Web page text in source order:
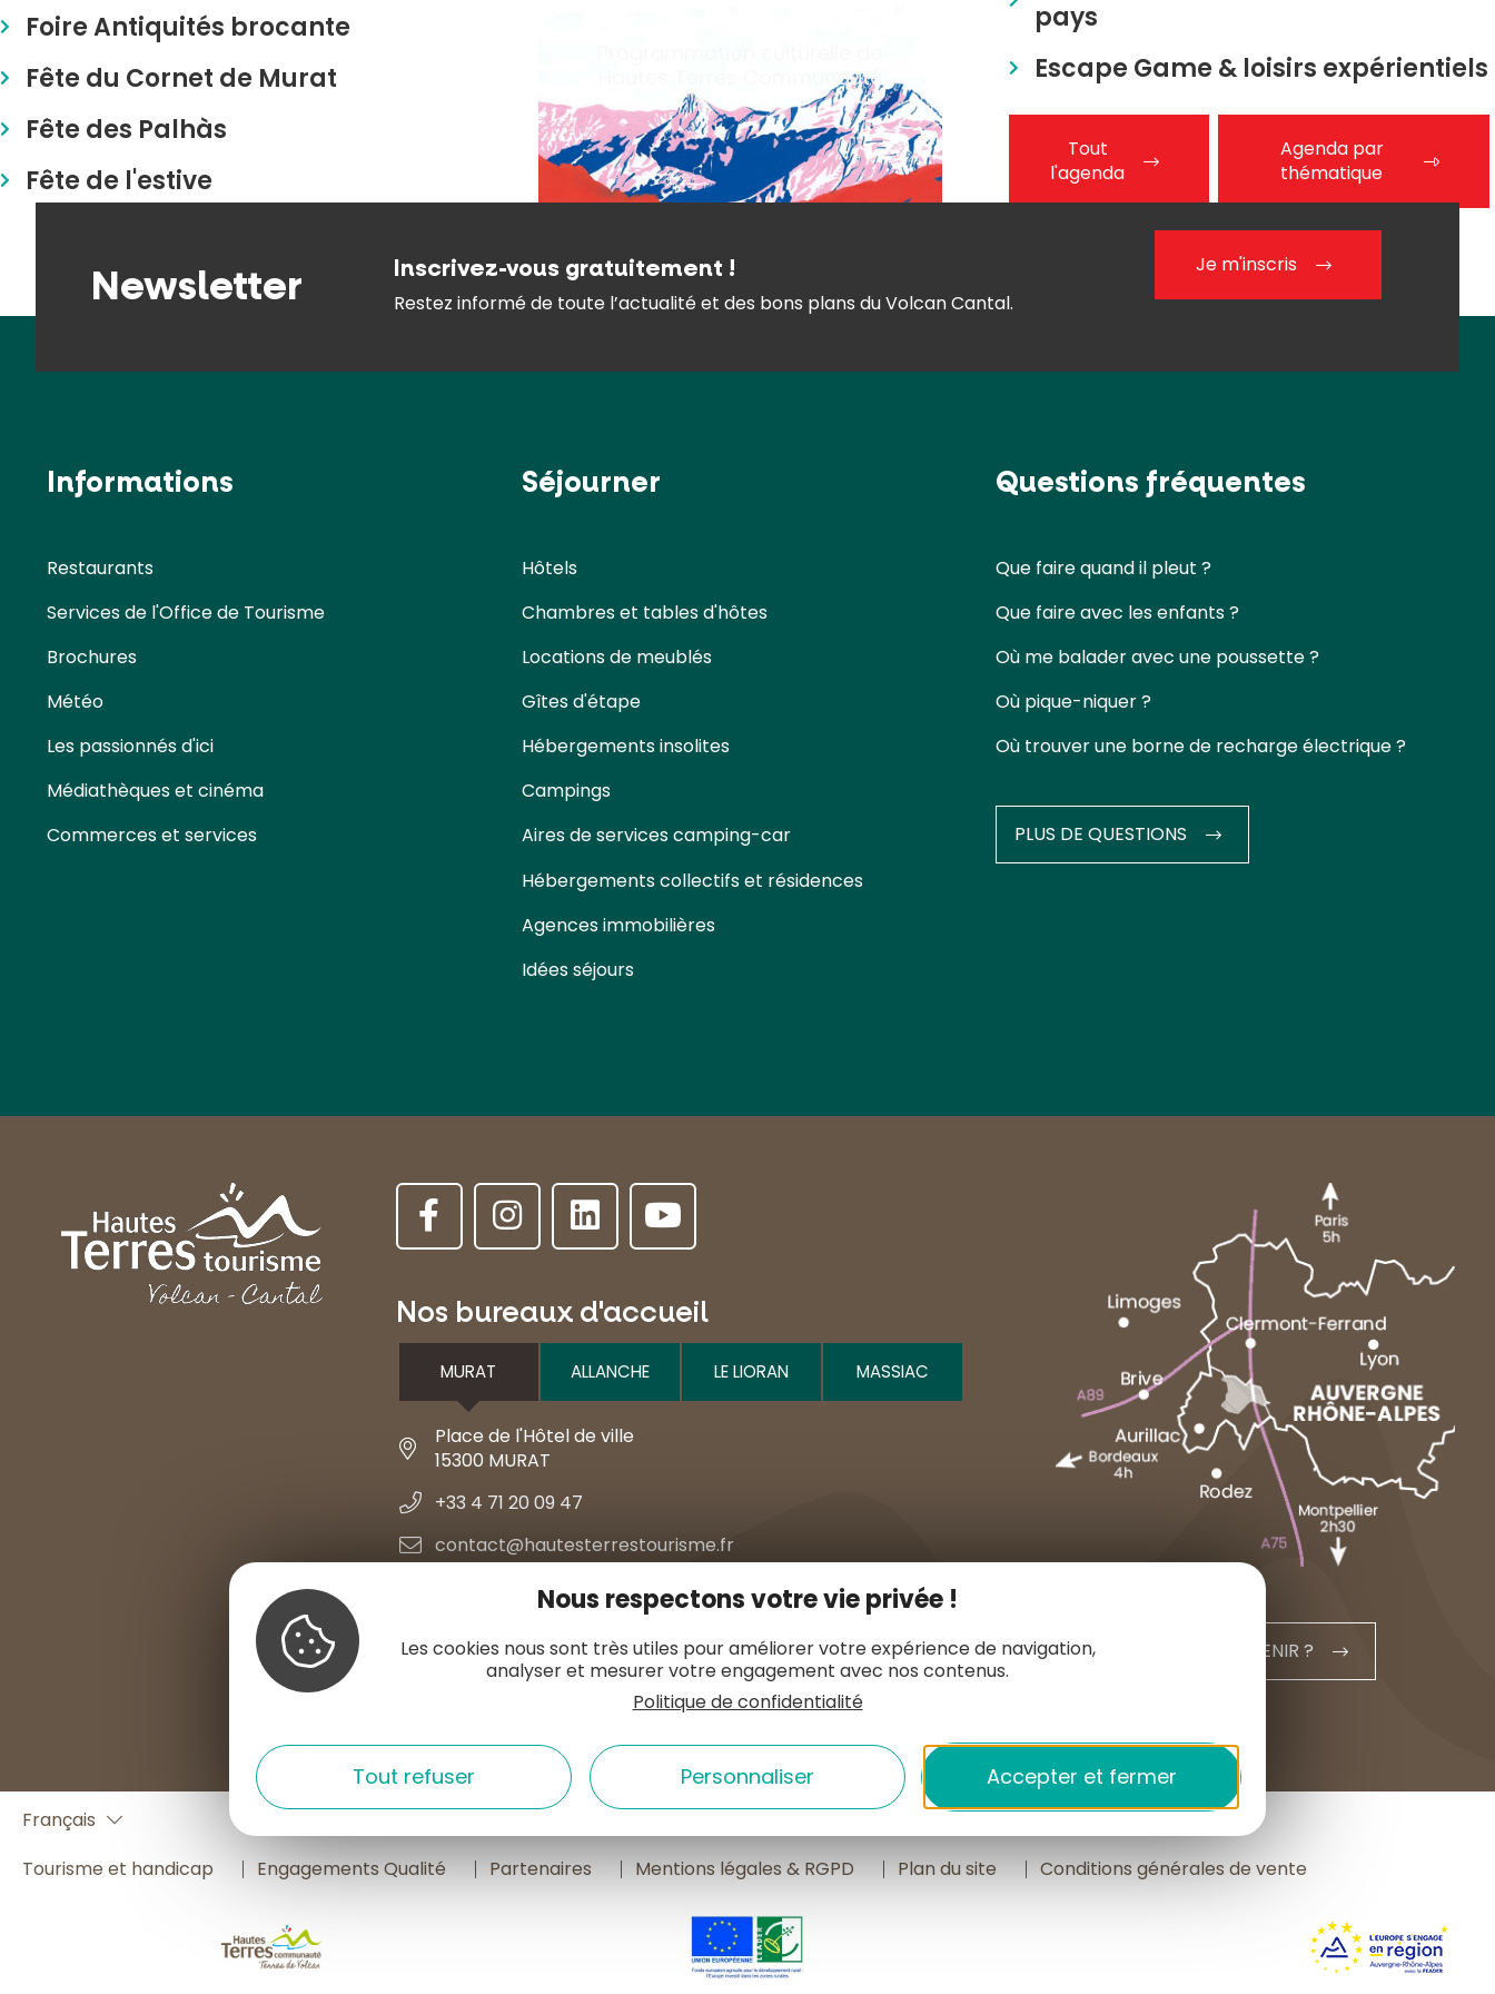
Foire Antiquités brocante
Fête du Cornet de Murat
Fête des Palhàs
Fête de l'estive
Hautes Terres Communauté
pays
Escape Game & loisirs expérientiels
Tout
l'agenda
Agenda par
thématique
Newsletter Inscrivez-vous gratuitement !
Restez informé de toute l’actualité et des bons plans du Volcan Cantal.
Je m'inscris
Informations
Restaurants
Services de l'Office de Tourisme
Brochures
Météo
Les passionnés d'ici
Médiathèques et cinéma
Commerces et services
Séjourner
Hôtels
Chambres et tables d'hôtes
Locations de meublés
Gîtes d'étape
Hébergements insolites
Campings
Aires de services camping-car
Hébergements collectifs et résidences
Agences immobilières
Idées séjours
Questions fréquentes
Que faire quand il pleut ?
Que faire avec les enfants ?
Où me balader avec une poussette ?
Où pique-niquer ?
Où trouver une borne de recharge électrique ?
PLUS DE QUESTIONS
Nos bureaux d'accueil
MURAT ALLANCHE LE LIORAN MASSIAC NEUSSARGUES
Place de l'Hôtel de ville
15300 MURAT
+33 4 71 20 09 47
contact@hautesterrestourisme.fr
1 place du Cézallier
15160 ALLANCHE
+33 4 71 20 48 43
contact@hautesterrestourisme.fr
Nos horaires
ESPACE PRO ESPACE PRESSE
COMMENT VENIR ?
Français
Español
Tourisme et handicap
Engagements Qualité Partenaires Mentions légales & RGPD Plan du site Conditions générales de vente
Nous respectons votre vie privée !
Les cookies nous sont très utiles pour améliorer votre expérience de navigation,
analyser et mesurer votre engagement avec nos contenus.
Politique de confidentialité
Accepter et fermer
Personnaliser
Tout refuser